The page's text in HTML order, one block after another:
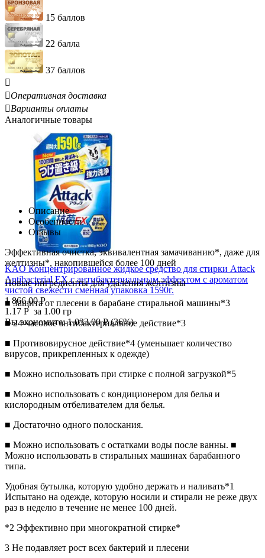
15 баллов
22 балла
37 баллов

Оперативная доставка
Варианты оплаты
Аналогичные товары
KAO Концентрированное жидкое средство для стирки Attack
Antibacterial EX с антибактериальным эффектом с ароматом
чистой свежести сменная упаковка 1590г.
1 866.00 Р
1.17 Р за 1.00 гр
Вы экономите:1 033.00 Р(36%)
Описание
Особенности
Отзывы
Эффективная очистка, эквивалентная замачиванию*, даже для
желтизны*, накопившейся более 100 дней
Новые ингредиенты для удаления желтизны
■ Защита от плесени в барабане стиральной машины*3
■ 24-часовое антибактериальное действие*3
■ Противовирусное действие*4 (уменьшает количество
вирусов, прикрепленных к одежде)
■ Можно использовать при стирке с полной загрузкой*5
■ Можно использовать с кондиционером для белья и
кислородным отбеливателем для белья.
■ Достаточно одного полоскания.
■ Можно использовать с остатками воды после ванны. ■
Можно использовать в стиральных машинах барабанного
типа.
Удобная бутылка, которую удобно держать и наливать*1
Испытано на одежде, которую носили и стирали не реже двух
раз в неделю в течение не менее 100 дней.
*2 Эффективно при многократной стирке*
3 Не подавляет рост всех бактерий и плесени